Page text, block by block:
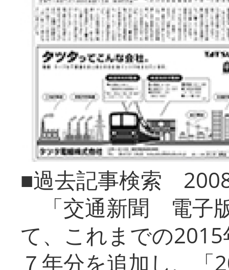
■過去記事検索
「交通新聞 電子
て、これまでの
７年分を追加し、「